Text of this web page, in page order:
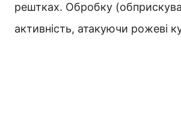
рештках. Обробку
активність, атакуючи рожеві